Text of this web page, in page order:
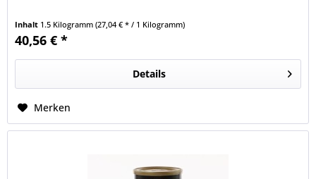
Inhalt 1.5 Kilogramm(27,04 € * / 1 Kilogramm)
40,56 € *
Details
Merken